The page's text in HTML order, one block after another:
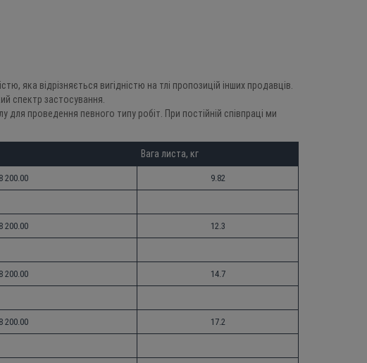
відрізняється вигідністю на тлі пропозицій інших продавців.
спектр застосування.
проведення певного типу робіт. При постійній співпраці ми
Вага листа, кг
200.00
9.82
200.00
12.3
200.00
14.7
200.00
17.2